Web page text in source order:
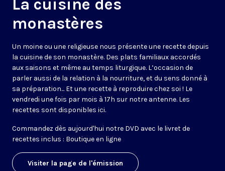
La cuisine des
monastères
Un moine ou une religieuse nous présente une recette depuis
la cuisine de son monastère. Des plats familiaux accordés
aux saisons et même au temps liturgique. L’occasion de
parler aussi de la relation à la nourriture, et du sens donné à
sa préparation... Et une recette à reproduire chez soi ! Le
vendredi une fois par mois à 17h sur notre antenne. Les
recettes sont disponibles ici.
Commandez dès aujourd'hui notre DVD avec le livret de
recettes inclus : Boutique en ligne
Visiter la page de l'émission